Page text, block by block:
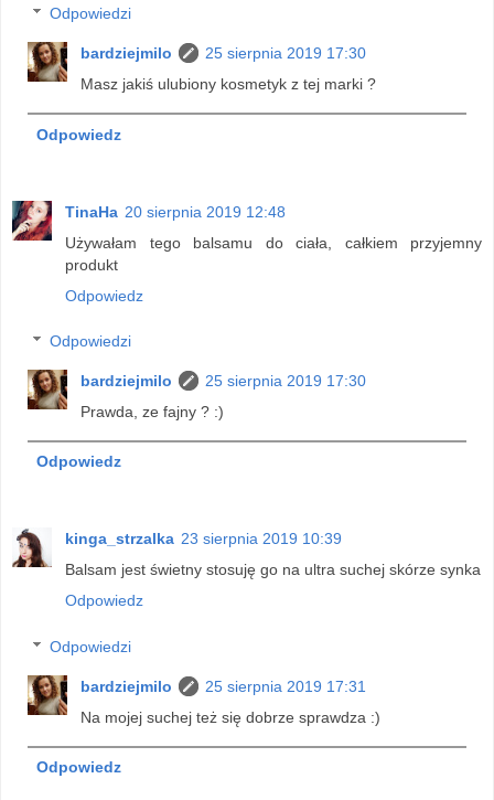
Odpowiedzi
bardziejmilo
25 sierpnia 2019 17:30
Masz jakiś ulubiony kosmetyk z tej marki ?
Odpowiedz
TinaHa 20 sierpnia 2019 12:48
Używałam tego balsamu do ciała, całkiem przyjemny
produkt
Odpowiedz
Odpowiedzi
bardziejmilo
25 sierpnia 2019 17:30
Prawda, ze fajny ? :)
Odpowiedz
kinga_strzalka 23 sierpnia 2019 10:39
Balsam jest świetny stosuję go na ultra suchej skórze synka
Odpowiedz
Odpowiedzi
bardziejmilo
25 sierpnia 2019 17:31
Na mojej suchej też się dobrze sprawdza :)
Odpowiedz